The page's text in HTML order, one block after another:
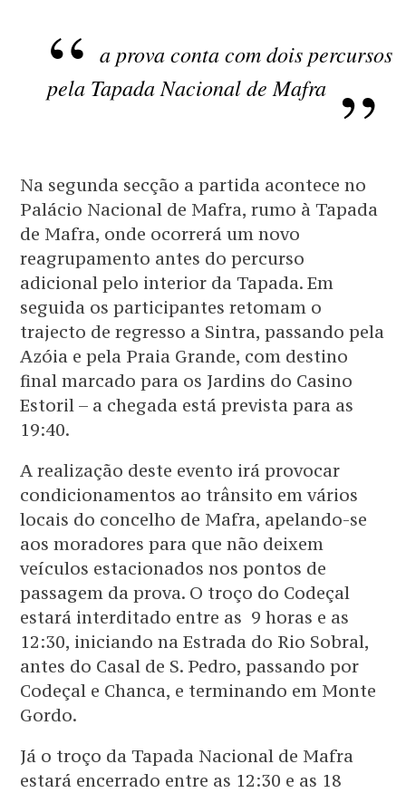
a prova conta com dois percursos
pela Tapada Nacional de Mafra
Na segunda secção a partida acontece no
Palácio Nacional de Mafra, rumo à Tapada
de Mafra, onde ocorrerá um novo
reagrupamento antes do percurso
adicional pelo interior da Tapada. Em
seguida os participantes retomam o
trajecto de regresso a Sintra, passando pela
Azóia e pela Praia Grande, com destino
final marcado para os Jardins do Casino
Estoril – a chegada está prevista para as
19:40.
A realização deste evento irá provocar
condicionamentos ao trânsito em vários
locais do concelho de Mafra, apelando-se
aos moradores para que não deixem
veículos estacionados nos pontos de
passagem da prova. O troço do Codeçal
estará interditado entre as 9 horas e as
12:30, iniciando na Estrada do Rio Sobral,
antes do Casal de S. Pedro, passando por
Codeçal e Chanca, e terminando em Monte
Gordo.
Já o troço da Tapada Nacional de Mafra
estará encerrado entre as 12:30 e as 18